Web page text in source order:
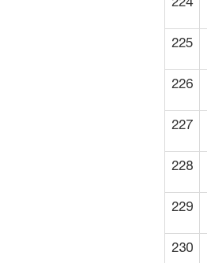
225
226
227
228
229
230